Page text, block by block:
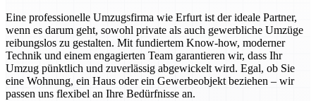
Eine professionelle Umzugsfirma wie Erfurt ist der ideale Partner,
wenn es darum geht, sowohl private als auch gewerbliche Umzüge
reibungslos zu gestalten. Mit fundiertem Know-how, moderner
Technik und einem engagierten Team garantieren wir, dass Ihr
Umzug pünktlich und zuverlässig abgewickelt wird. Egal, ob Sie
eine Wohnung, ein Haus oder ein Gewerbeobjekt beziehen – wir
passen uns flexibel an Ihre Bedürfnisse an.